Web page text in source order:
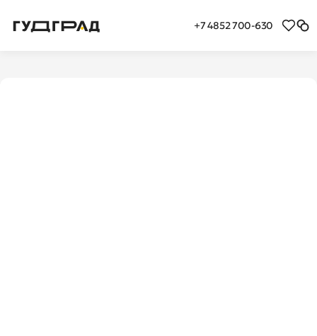
+7 4852 700-630